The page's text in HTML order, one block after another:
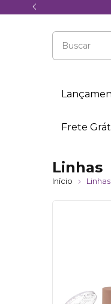
Frete
Linhas
Início Linhas